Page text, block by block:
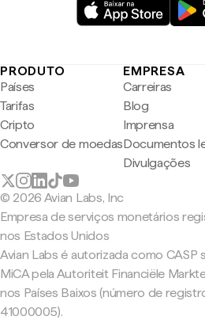
PRODUTO
Países
Tarifas
Cripto
Conversor de moedas
EMPRESA
Carreiras
Blog
Imprensa
Documentos
Divulgações
© 2026 Avian Labs, Inc
Empresa de serviços monetários
nos Estados Unidos
Avian Labs é autorizada como CASP
MiCA pela Autoriteit Financiële
nos Países Baixos (número de
41000005).